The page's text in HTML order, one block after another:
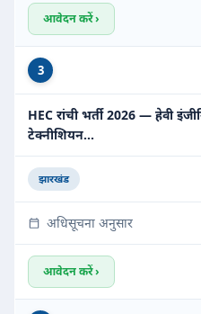
आवेदन करें ›
3
HEC रांची भर्ती 2026 — हेवी
टेक्नीशियन…
झारखंड
अधिसूचना अनुसार
आवेदन करें ›